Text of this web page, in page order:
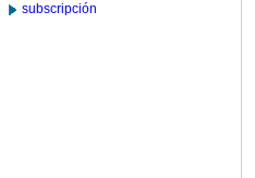
subscripción